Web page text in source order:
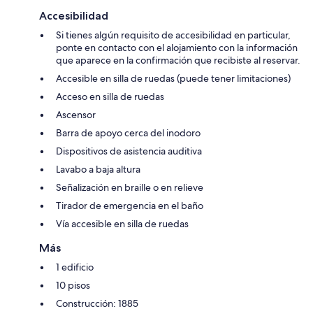
Accesibilidad
Si tienes algún requisito de accesibilidad en particular,
ponte en contacto con el alojamiento con la información
que aparece en la confirmación que recibiste al reservar.
Accesible en silla de ruedas (puede tener limitaciones)
Acceso en silla de ruedas
Ascensor
Barra de apoyo cerca del inodoro
Dispositivos de asistencia auditiva
Lavabo a baja altura
Señalización en braille o en relieve
Tirador de emergencia en el baño
Vía accesible en silla de ruedas
Más
1 edificio
10 pisos
Construcción: 1885